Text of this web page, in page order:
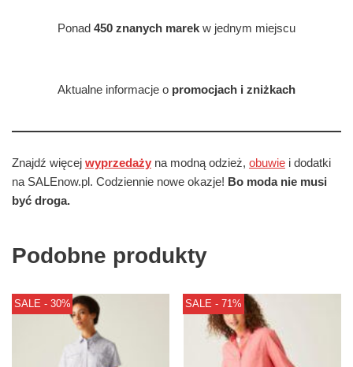
Ponad 450 znanych marek w jednym miejscu
Aktualne informacje o promocjach i zniżkach
Znajdź więcej wyprzedaży na modną odzież, obuwie i dodatki
na SALEnow.pl. Codziennie nowe okazje! Bo moda nie musi
być droga.
Podobne produkty
SALE - 30% SALE - 71%